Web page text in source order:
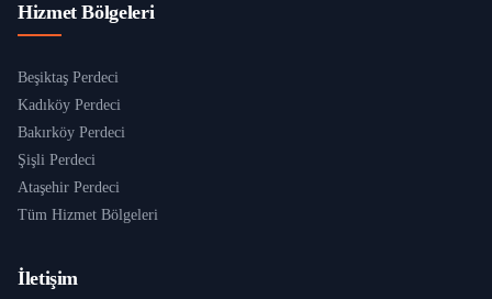
Hizmet Bölgeleri
Beşiktaş Perdeci
Kadıköy Perdeci
Bakırköy Perdeci
Şişli Perdeci
Ataşehir Perdeci
Tüm Hizmet Bölgeleri
İletişim